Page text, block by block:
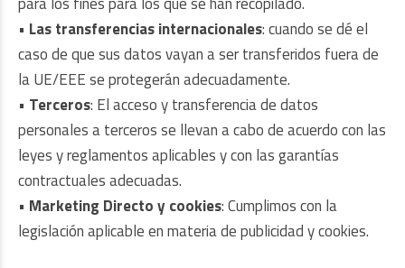
• Las transferencias internacionales: cuando se dé el
caso de que sus datos vayan a ser transferidos fuera de
la UE/EEE se protegerán adecuadamente.
• Terceros: El acceso y transferencia de datos
personales a terceros se llevan a cabo de acuerdo con las
leyes y reglamentos aplicables y con las garantías
contractuales adecuadas.
• Marketing Directo y cookies: Cumplimos con la
legislación aplicable en materia de publicidad y cookies.